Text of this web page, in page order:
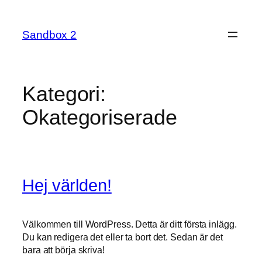
innehåll
Sandbox 2
Kategori:
Okategoriserade
Hej världen!
Välkommen till WordPress. Detta är ditt första inlägg.
Du kan redigera det eller ta bort det. Sedan är det
bara att börja skriva!